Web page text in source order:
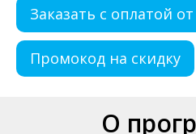
Заказать с оплатой
Промокод на скидку
О